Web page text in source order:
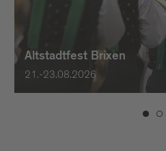
Altstadtfest Brixen
21.-23.08.2026